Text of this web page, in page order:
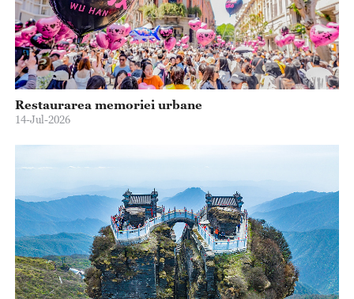
Restaurarea memoriei urbane
14-Jul-2026